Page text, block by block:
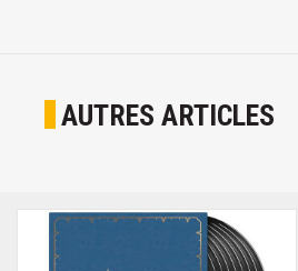
AUTRES ARTICLES